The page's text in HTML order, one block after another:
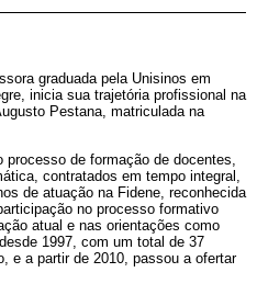
graduada pela Unisinos em
inicia sua trajetória profissional na
Pestana, matriculada na
de formação de docentes,
contratados em tempo integral,
de atuação na Fidene, reconhecida
no processo formativo
atual e nas orientações como
1997, com um total de 37
e a partir de 2010, passou a ofertar